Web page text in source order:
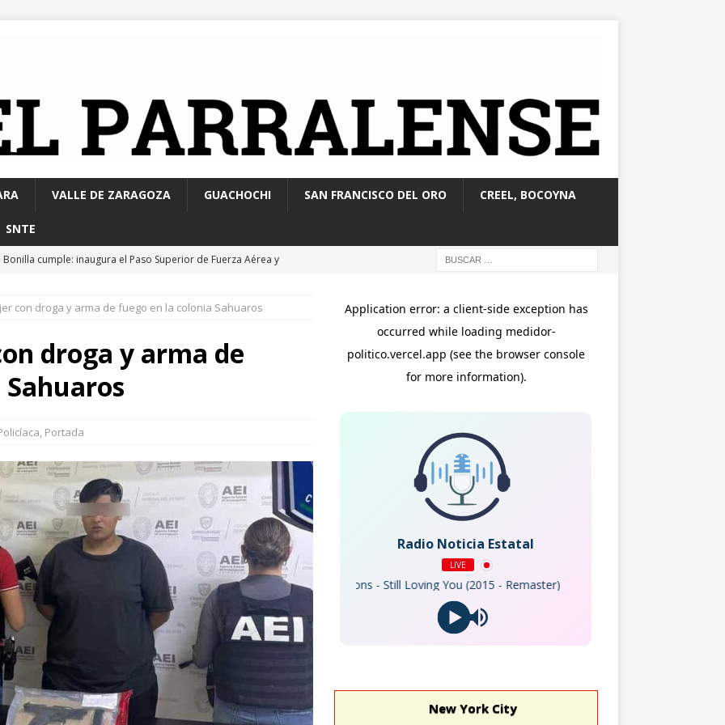
VALLE DE ZARAGOZA GUACHOCHI SAN FRANCISCO DEL ORO CREEL, BOCOYNA
SNTE
Bonilla cumple: inaugura el Paso Superior de Fuerza Aérea y
y Calvo opera con 21 policías municipales; corporación
más
quinta edición de Conectando Generaciones
Sección 8 del SNTE y Gobierno del Estado bonos económicos
con droga y arma de fuego en la colonia Sahuaros
droga y arma de
, Portada
Radio Noticia Estatal
LIVE
Scorpions - Still Loving You (2015 - Remaster)
New York City